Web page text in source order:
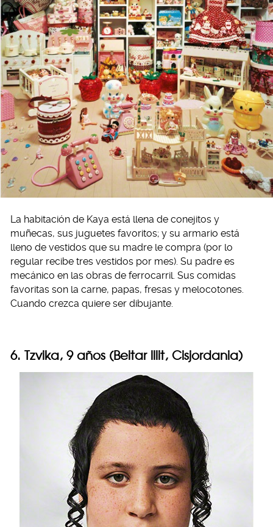
La habitación de Kaya está llena de conejitos y
muñecas, sus juguetes favoritos; y su armario está
lleno de vestidos que su madre le compra (por lo
regular recibe tres vestidos por mes). Su padre es
mecánico en las obras de ferrocarril. Sus comidas
favoritas son la carne, papas, fresas y melocotones.
Cuando crezca quiere ser dibujante.
6. Tzvika, 9 años (Beitar lllit, Cisjordania)